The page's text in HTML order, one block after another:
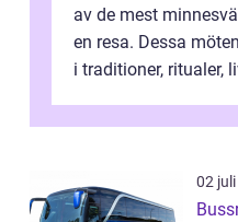
av de mest
en resa. Dessa
i traditioner, ritualer,
02